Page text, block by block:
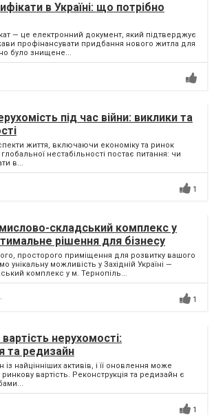
в Україні: що потрібно
— це електронний документ, який підтверджує
профінансувати придбання нового житла для
було знищене...
під час війни: виклики та
життя, включаючи економіку та ринок
глобальної нестабільності постає питання: чи
в...
1
складський комплекс у
рішення для бізнесу
просторого приміщення для розвитку вашого
унікальну можливість у Західній Україні —
комплекс у м. Тернопіль...
1
нерухомості:
та редизайн
найцінніших активів, і її оновлення може
вартість. Реконструкція та редизайн є
1